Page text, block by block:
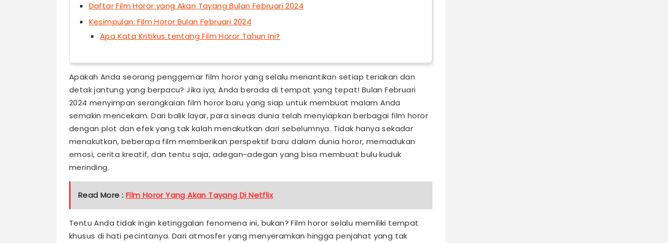
Daftar Film Horor yang Akan Tayang Bulan Februari 2024
Kesimpulan: Film Horor Bulan Februari 2024
Apa Kata Kritikus tentang Film Horor Tahun Ini?
Apakah Anda seorang penggemar film horor yang selalu menantikan setiap teriakan dan
detak jantung yang berpacu? Jika iya, Anda berada di tempat yang tepat! Bulan Februari
2024 menyimpan serangkaian film horor baru yang siap untuk membuat malam Anda
semakin mencekam. Dari balik layar, para sineas dunia telah menyiapkan berbagai film horor
dengan plot dan efek yang tak kalah menakutkan dari sebelumnya. Tidak hanya sekadar
menakutkan, beberapa film memberikan perspektif baru dalam dunia horor, memadukan
emosi, cerita kreatif, dan tentu saja, adegan-adegan yang bisa membuat bulu kuduk
merinding.
Read More : Film Horor Yang Akan Tayang Di Netflix
Tentu Anda tidak ingin ketinggalan fenomena ini, bukan? Film horor selalu memiliki tempat
khusus di hati pecintanya. Dari atmosfer yang menyeramkan hingga penjahat yang tak